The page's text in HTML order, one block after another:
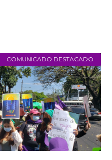
COMUNICADO DESTACADO